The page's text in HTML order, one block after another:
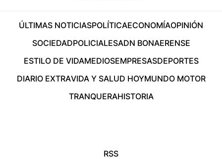
ÚLTIMAS NOTICIASPOLÍTICAECONOMÍAOPINIÓN
SOCIEDADPOLICIALESADN BONAERENSE
ESTILO DE VIDAMEDIOSEMPRESASDEPORTES
DIARIO EXTRAVIDA Y SALUD HOYMUNDO MOTOR
TRANQUERAHISTORIA
RSS